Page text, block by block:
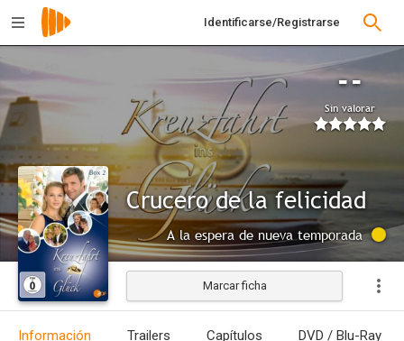
Identificarse/Registrarse
--
Sin valorar
Crucero de la felicidad
A la espera de nueva temporada
Marcar ficha
Información Trailers Capítulos DVD / Blu-Ray